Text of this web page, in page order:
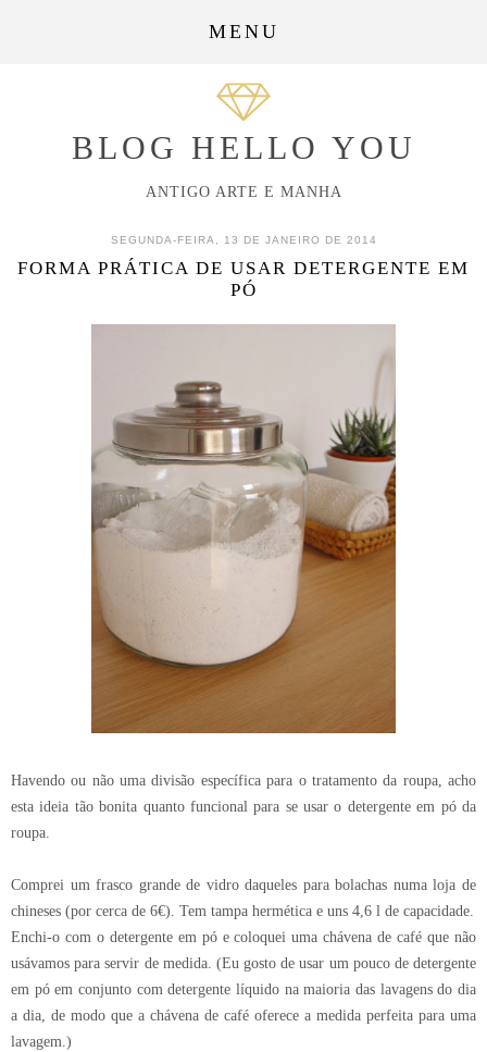
MENU
BLOG HELLO YOU
ANTIGO ARTE E MANHA
SEGUNDA-FEIRA, 13 DE JANEIRO DE 2014
FORMA PRÁTICA DE USAR DETERGENTE EM
PÓ
Havendo ou não uma divisão específica para o tratamento da roupa, acho
esta ideia tão bonita quanto funcional para se usar o detergente em pó da
roupa.
Comprei um frasco grande de vidro daqueles para bolachas numa loja de
chineses (por cerca de 6€). Tem tampa hermética e uns 4,6 l de capacidade.
Enchi-o com o detergente em pó e coloquei uma chávena de café que não
usávamos para servir de medida. (Eu gosto de usar um pouco de detergente
em pó em conjunto com detergente líquido na maioria das lavagens do dia
a dia, de modo que a chávena de café oferece a medida perfeita para uma
lavagem.)